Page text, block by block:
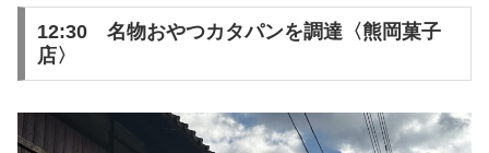
12:30 名物おやつカタパンを調達〈熊岡菓子
店〉